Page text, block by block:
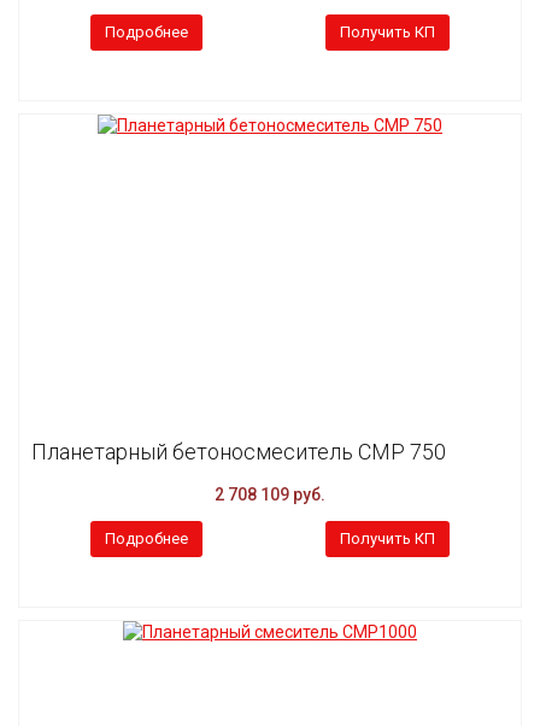
Подробнее Получить КП
Планетарный бетоносмеситель CMP 750
2 708 109 руб.
Подробнее Получить КП